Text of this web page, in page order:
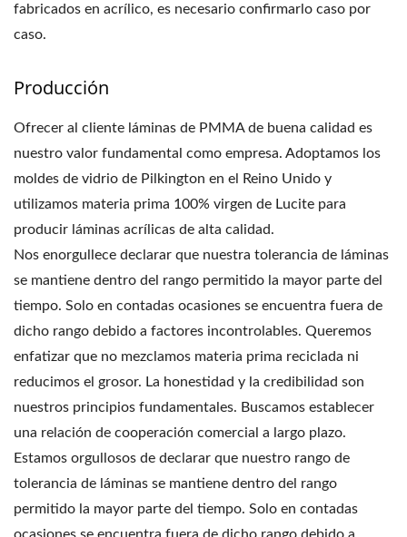
fabricados en acrílico, es necesario confirmarlo caso por
caso.
Producción
Ofrecer al cliente láminas de PMMA de buena calidad es
nuestro valor fundamental como empresa. Adoptamos los
moldes de vidrio de Pilkington en el Reino Unido y
utilizamos materia prima 100% virgen de Lucite para
producir láminas acrílicas de alta calidad.
Nos enorgullece declarar que nuestra tolerancia de láminas
se mantiene dentro del rango permitido la mayor parte del
tiempo. Solo en contadas ocasiones se encuentra fuera de
dicho rango debido a factores incontrolables. Queremos
enfatizar que no mezclamos materia prima reciclada ni
reducimos el grosor. La honestidad y la credibilidad son
nuestros principios fundamentales. Buscamos establecer
una relación de cooperación comercial a largo plazo.
Estamos orgullosos de declarar que nuestro rango de
tolerancia de láminas se mantiene dentro del rango
permitido la mayor parte del tiempo. Solo en contadas
ocasiones se encuentra fuera de dicho rango debido a